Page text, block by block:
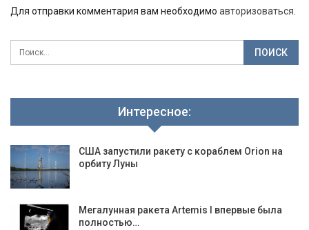
Для отправки комментария вам необходимо авторизоваться
Интересное:
США запустили ракету с кораблем Orion на
орбиту Луны
Мегалунная ракета Artemis I впервые была
полностью…